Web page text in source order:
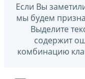
Если Вы
мы будем
Выделите
содержит
комбинацию